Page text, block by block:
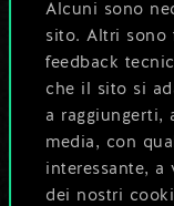
Alcuni sono
sito. Altri sono
feedback
che il sito si
a raggiungerti,
media, con
interessante,
dei nostri
Ma
Dai un
guida